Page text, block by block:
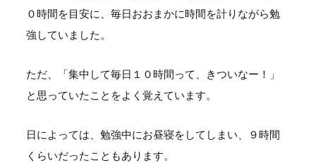
０時間を目安に、毎日おおまかに時間を計りながら勉
強していました。
ただ、「集中して毎日１０時間って、きついなー！」
と思っていたことをよく覚えています。
日によっては、勉強中にお昼寝をしてしまい、９時間
くらいだったこともあります。